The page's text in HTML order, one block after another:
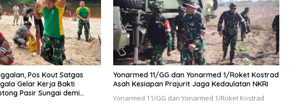
Pos Kout Satgas
Gelar Kerja Bakti
Pasir Sungai demi
Yonarmed 11/GG dan Yonarmed 1/Roket Kostrad
Asah Kesiapan Prajurit Jaga Kedaulatan NKRI
Yonarmed 11/GG dan Yonarmed 1/Roket Kostrad